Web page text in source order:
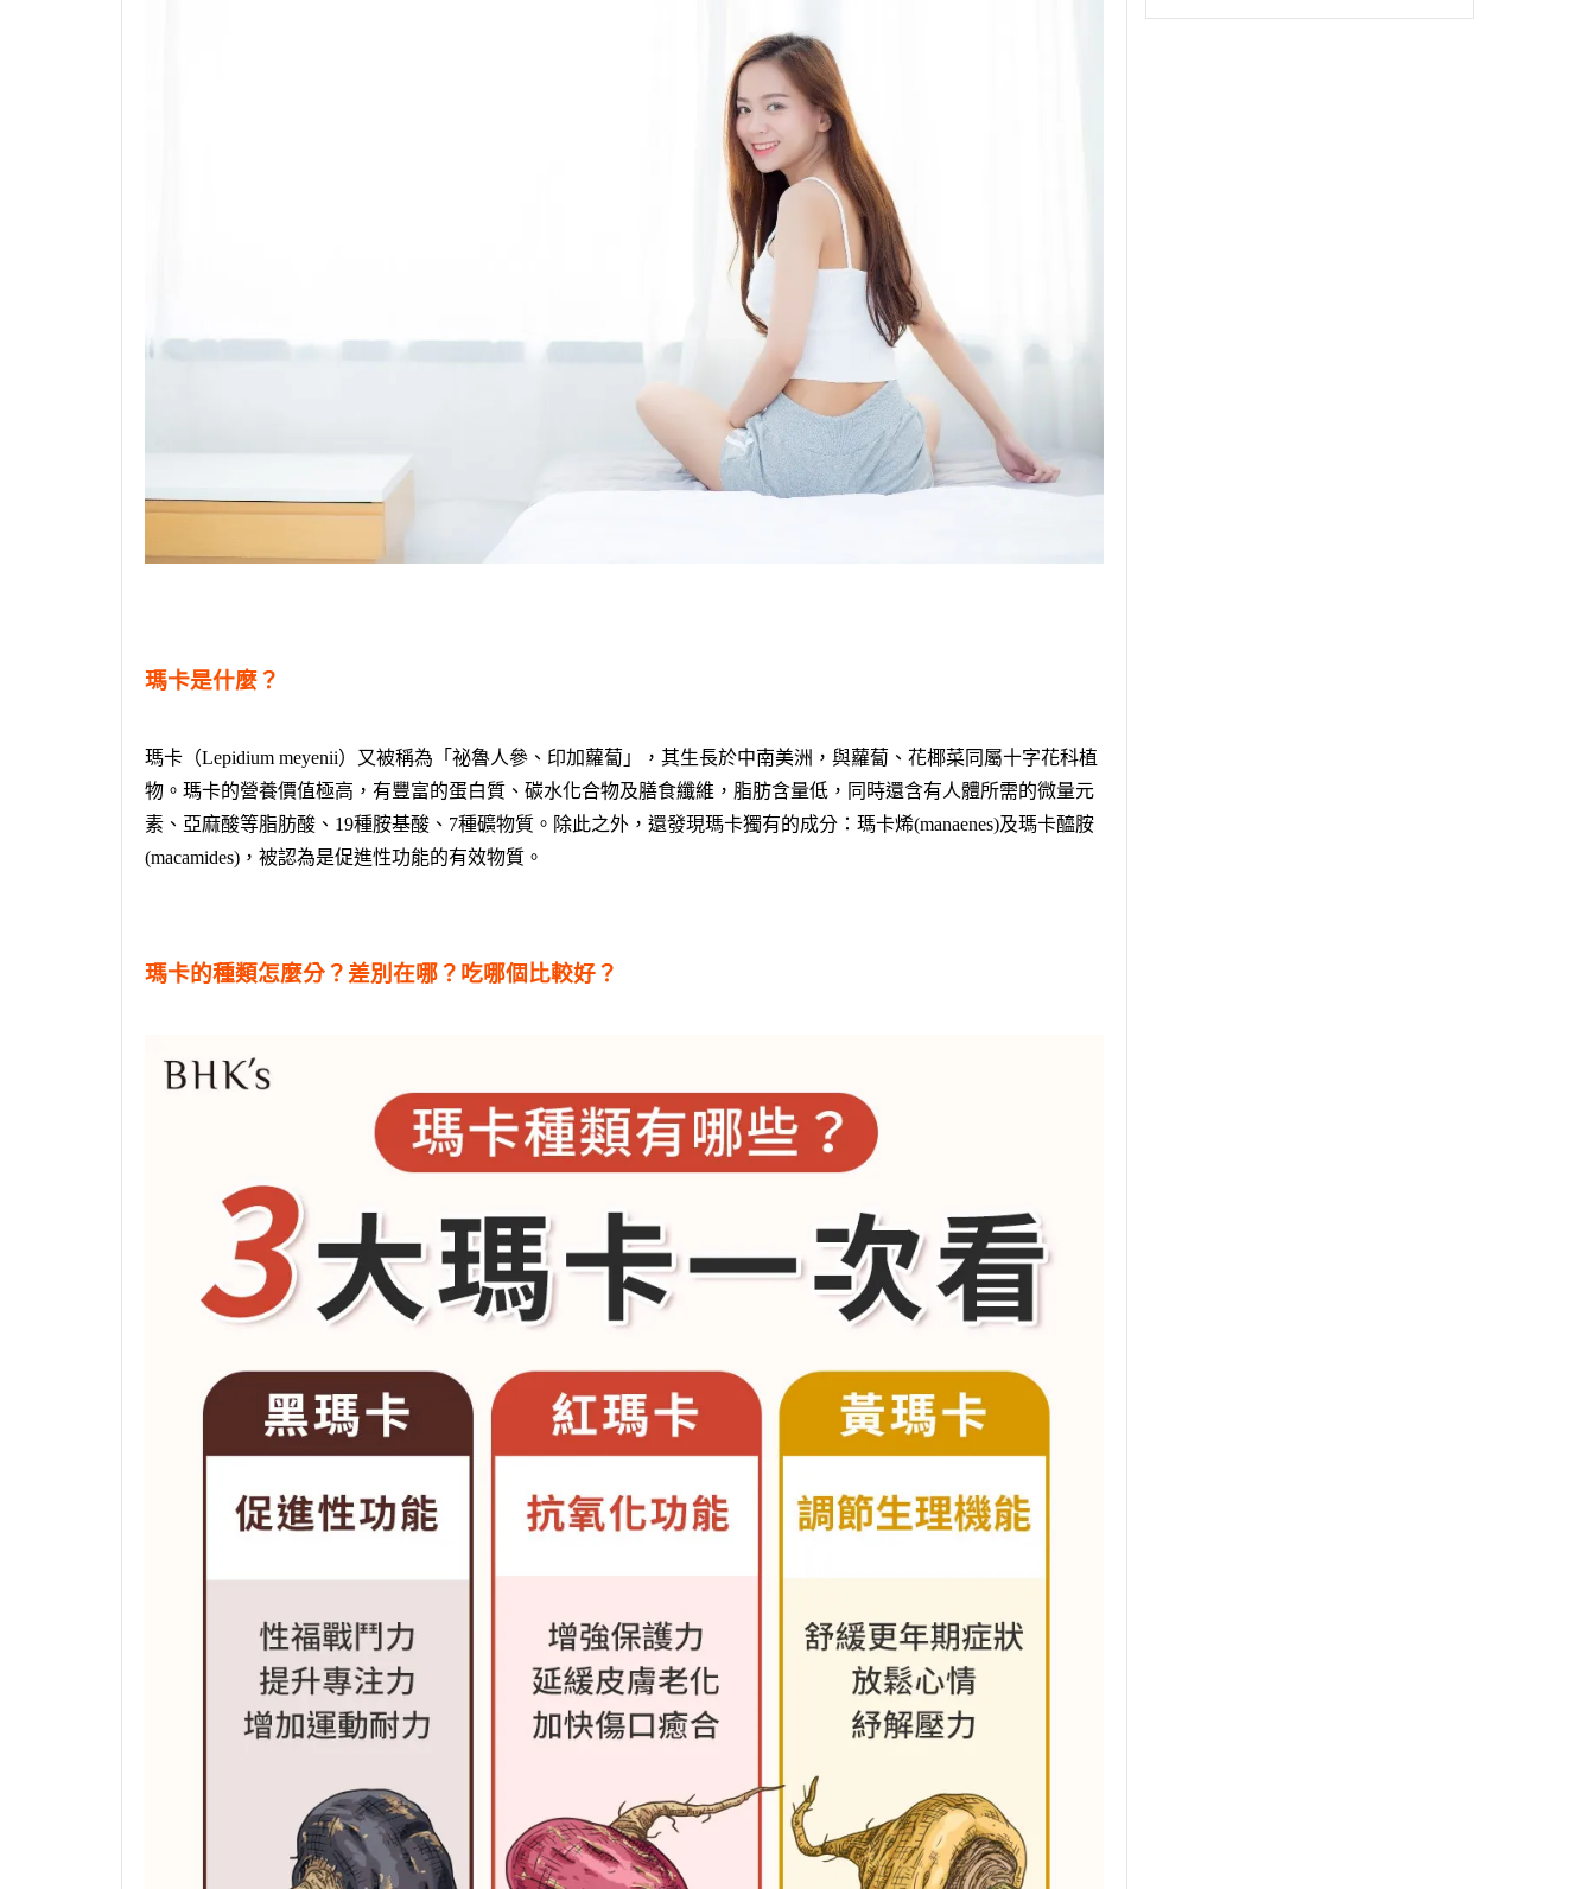
瑪卡是什麼？
瑪卡（Lepidium meyenii）又被稱為「祕魯人參、印加蘿蔔」，其生長於中南美洲，與蘿蔔、花椰菜同屬十字花科植
物。瑪卡的營養價值極高，有豐富的蛋白質、碳水化合物及膳食纖維，脂肪含量低，同時還含有人體所需的微量元
素、亞麻酸等脂肪酸、19種胺基酸、7種礦物質。除此之外，還發現瑪卡獨有的成分：瑪卡烯(manaenes)及瑪卡醯胺
(macamides)，被認為是促進性功能的有效物質。
瑪卡的種類怎麼分？差別在哪？吃哪個比較好？